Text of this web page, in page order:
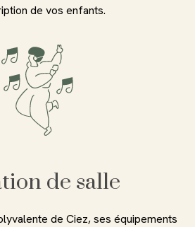
de vos enfants.
de salle
de Ciez, ses équipements